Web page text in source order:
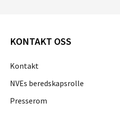
KONTAKT OSS
Kontakt
NVEs beredskapsrolle
Presserom